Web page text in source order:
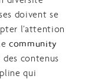
doivent se
l’attention
community
contenus
qui